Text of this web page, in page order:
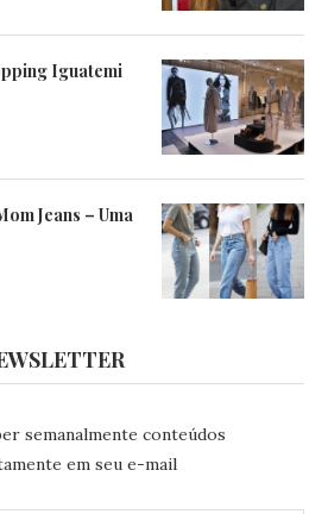
Iguatemi
Jeans – Uma
semanalmente conteúdos
em seu e-mail